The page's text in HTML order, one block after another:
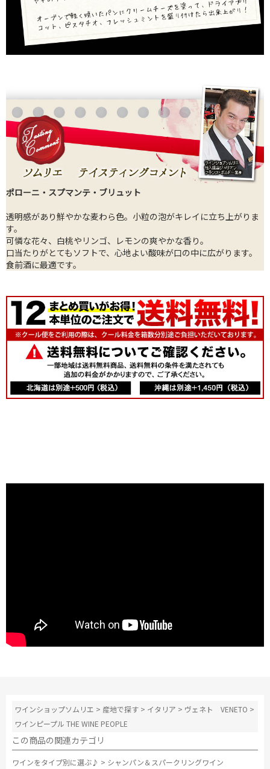
ポローニ・スプマンテ・ブリュット
透明感があり鮮やかな麦わら色。小粒の泡がキレイに立ち上がりま
す。
可憐な花々、白桃やリンゴ、レモンの爽やかな香り。
口当たりがとてもソフトで、心地よい酸味が口の中に広がります。
食前酒に最適です。
ワインショップソムリエ > 産地で探す > イタリア > ヴェネト VENETO >
ワインピープル THE WINE PEOPLE
この商品の関連カテゴリ
ワインをタイプ別に選ぶ♪ > シャンパン＆スパークリングワイン